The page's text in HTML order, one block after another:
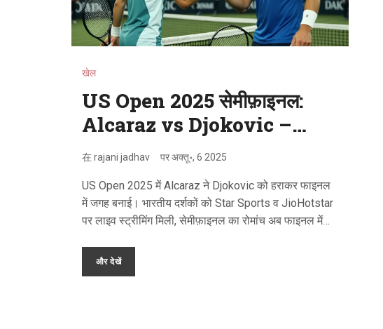
खेल
US Open 2025 सेमीफ़ाइनल:
Alcaraz vs Djokovic –
भारत में लाइव स्ट्रीम
在rajani jadhav परअक्तू॰, 6 2025
US Open 2025 में Alcaraz ने Djokovic को हराकर फाइनल
में जगह बनाई। भारतीय दर्शकों को Star Sports व JioHotstar
पर लाइव स्ट्रीमिंग मिली, सेमीफ़ाइनल का रोमांच अब फाइनल में
और देखें